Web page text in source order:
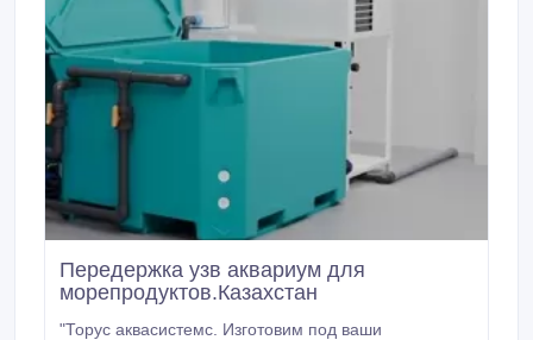
Передержка узв аквариум для
морепродуктов.Казахстан
"Торус аквасистемс. Изготовим под ваши